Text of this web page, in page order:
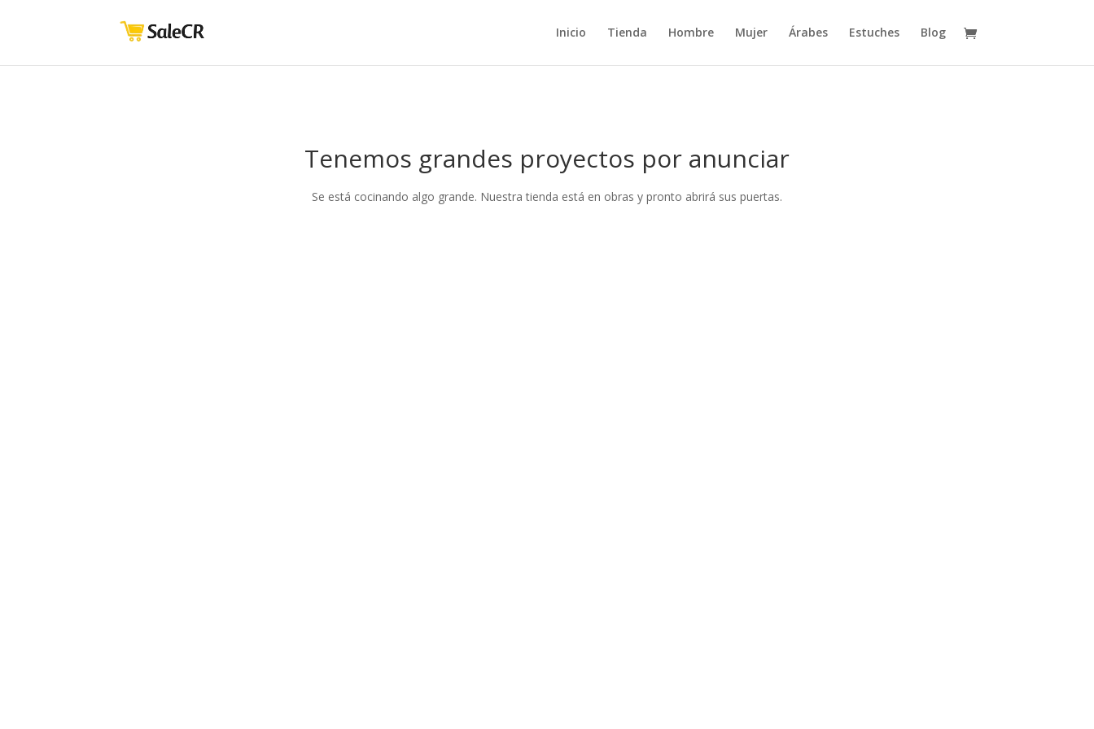
Inicio Tienda Hombre Mujer Árabes Estuches Blog
Tenemos grandes proyectos por anunciar
Se está cocinando algo grande. Nuestra tienda está en obras y pronto abrirá sus puertas.